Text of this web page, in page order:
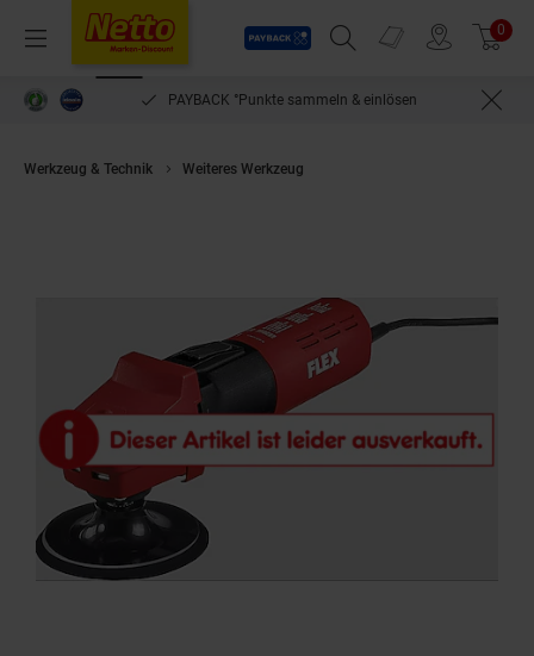
Menü
Payback
Suchfeld einblenden
Prospekte 0
PAYBACK °Punkte sammeln & einlösen
Werkzeug & Technik Weiteres Werkzeug